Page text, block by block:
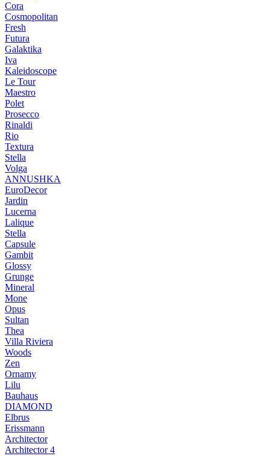
Cora
Cosmopolitan
Fresh
Futura
Galaktika
Iva
Kaleidoscope
Le Tour
Maestro
Polet
Prosecco
Rinaldi
Rio
Textura
Stella
Volga
ANNUSHKA
EuroDecor
Jardin
Lucerna
Lalique
Stella
Capsule
Gambit
Glossy
Grunge
Mineral
Mone
Opus
Sultan
Thea
Villa Riviera
Woods
Zen
Ornamy
Lilu
Bauhaus
DIAMOND
Elbrus
Erissmann
Architector
Architector 4